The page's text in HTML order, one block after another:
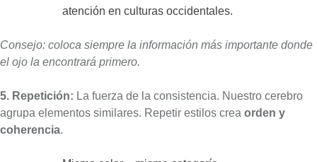
atención en culturas occidentales.
Consejo: coloca siempre la información más importante donde
el ojo la encontrará primero.
5. Repetición: La fuerza de la consistencia. Nuestro cerebro
agrupa elementos similares. Repetir estilos crea orden y
coherencia.